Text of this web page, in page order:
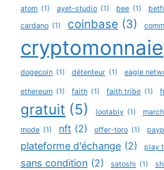
atom (1) ayet-studio (1) bee (1)
cardano (1) coinbase (3)
cryptomonnaie
dogecoin (1) détenteur (1) eagle
ethereum (1) faith (1) faith tribe (1)
gratuit (5) lootably (1)
mode (1) nft (2) offer-toro (1)
plateforme d'échange (2) play
sans condition (2) satoshi (1)